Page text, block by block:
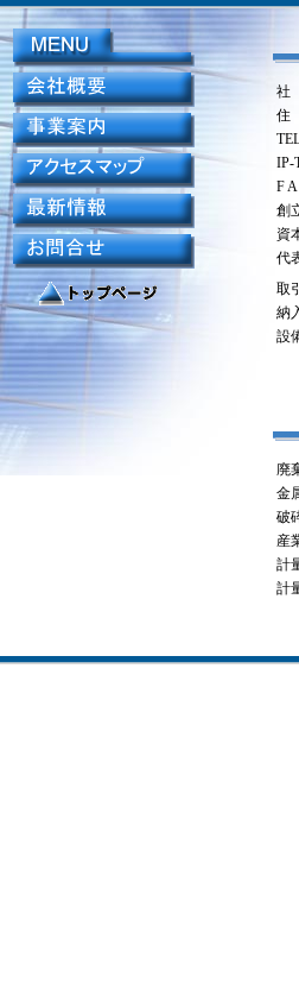
社
住
IP-
F
創
資
代
取
納
設
廃
金
破
産
計
計